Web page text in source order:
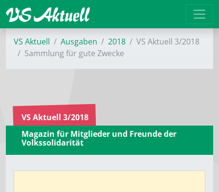
VS Aktuell Ausgaben 2018
VS Aktuell 3/2018
Sammlung für gute Zwecke
VS Aktuell 3/2018
Magazin für Mitglieder und Freunde der
Volkssolidarität